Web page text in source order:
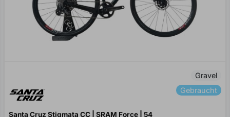
Gravel
Gebraucht
Santa Cruz Stigmata CC | SRAM Force | 54